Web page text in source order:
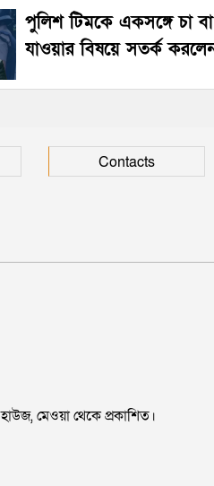
পুলিশ টিমকে একসঙ্গে চা বা
যাওয়ার বিষয়ে সতর্ক করলেন
Contacts
মেওয়া থেকে প্রকাশিত।